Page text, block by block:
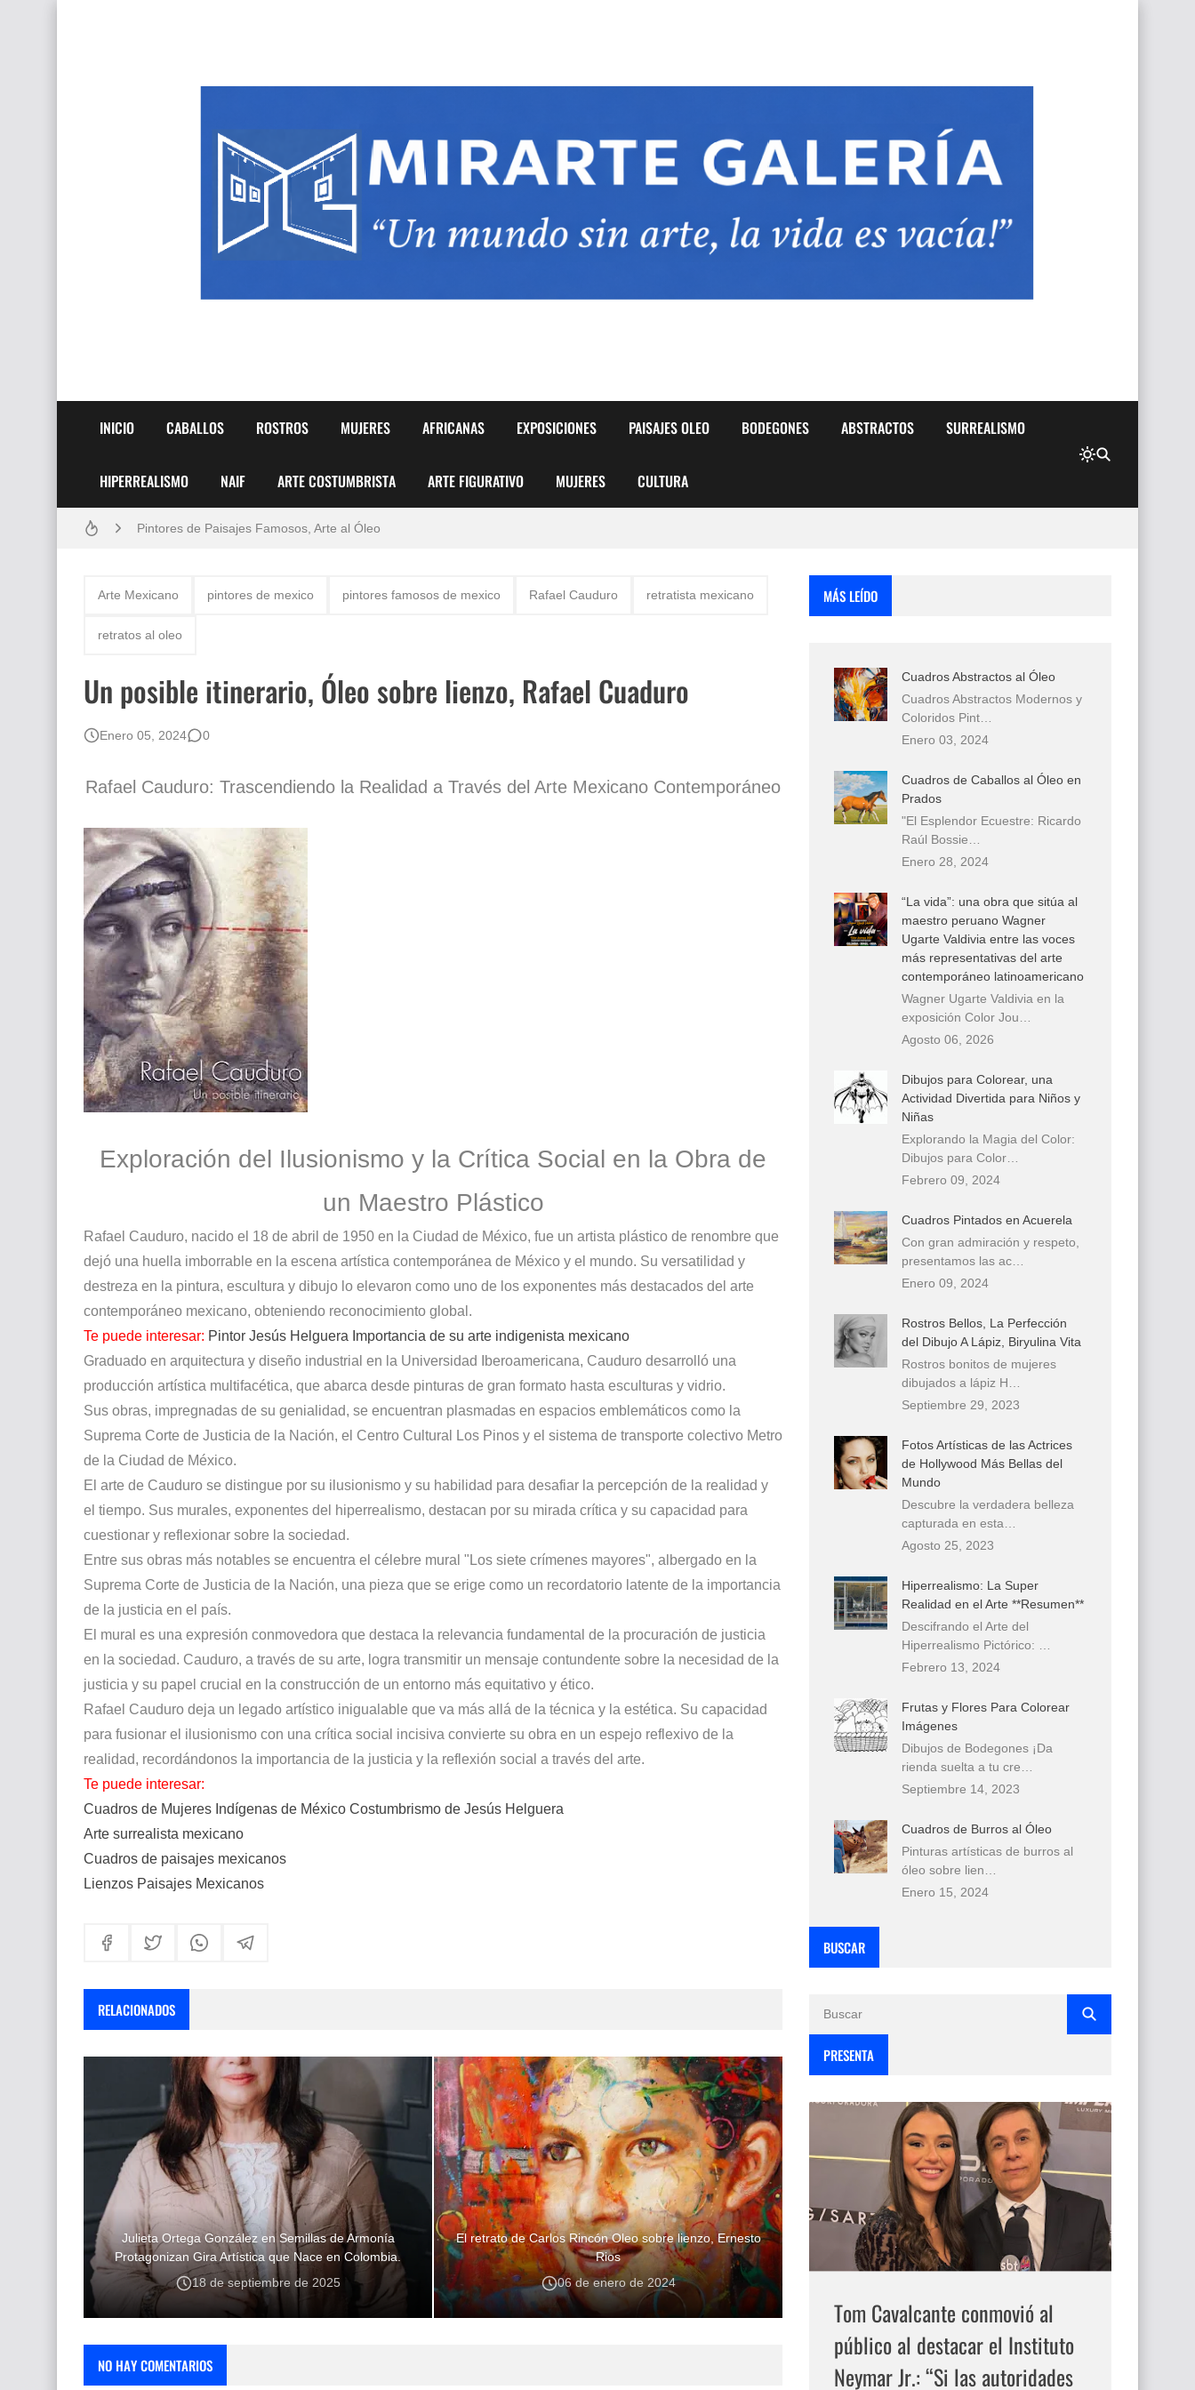
INICIO CABALLOS ROSTROS MUJERES AFRICANAS EXPOSICIONES PAISAJES OLEO BODEGONES ABSTRACTOS SURREALISMO
HIPERREALISMO NAIF ARTE COSTUMBRISTA ARTE FIGURATIVO MUJERES CULTURA
Frutas y Flores Para Colorear Imágenes
Pintores de Paisajes Famosos, Arte al Óleo
San Valentín Dibujos a Lápiz del 14 de Febrero
Rostros Bellos, La Perfección del Dibujo A Lápiz, Biryulina Vita
El mundo del arte en pintura surrealista
Arte Mexicano pintores de mexico pintores famosos de mexico Rafael Cauduro retratista mexicano
retratos al oleo
Un posible itinerario, Óleo sobre lienzo, Rafael Cuaduro
Enero 05, 2024 0
Rafael Cauduro: Trascendiendo la Realidad a Través del Arte Mexicano Contemporáneo
Exploración del Ilusionismo y la Crítica Social en la Obra de
un Maestro Plástico
Rafael Cauduro, nacido el 18 de abril de 1950 en la Ciudad de México, fue un artista plástico de renombre que
dejó una huella imborrable en la escena artística contemporánea de México y el mundo. Su versatilidad y
destreza en la pintura, escultura y dibujo lo elevaron como uno de los exponentes más destacados del arte
contemporáneo mexicano, obteniendo reconocimiento global.
Te puede interesar: Pintor Jesús Helguera Importancia de su arte indigenista mexicano
Graduado en arquitectura y diseño industrial en la Universidad Iberoamericana, Cauduro desarrolló una
producción artística multifacética, que abarca desde pinturas de gran formato hasta esculturas y vidrio.
Sus obras, impregnadas de su genialidad, se encuentran plasmadas en espacios emblemáticos como la
Suprema Corte de Justicia de la Nación, el Centro Cultural Los Pinos y el sistema de transporte colectivo Metro
de la Ciudad de México.
El arte de Cauduro se distingue por su ilusionismo y su habilidad para desafiar la percepción de la realidad y
el tiempo. Sus murales, exponentes del hiperrealismo, destacan por su mirada crítica y su capacidad para
cuestionar y reflexionar sobre la sociedad.
Entre sus obras más notables se encuentra el célebre mural "Los siete crímenes mayores", albergado en la
Suprema Corte de Justicia de la Nación, una pieza que se erige como un recordatorio latente de la importancia
de la justicia en el país.
El mural es una expresión conmovedora que destaca la relevancia fundamental de la procuración de justicia
en la sociedad. Cauduro, a través de su arte, logra transmitir un mensaje contundente sobre la necesidad de la
justicia y su papel crucial en la construcción de un entorno más equitativo y ético.
Rafael Cauduro deja un legado artístico inigualable que va más allá de la técnica y la estética. Su capacidad
para fusionar el ilusionismo con una crítica social incisiva convierte su obra en un espejo reflexivo de la
realidad, recordándonos la importancia de la justicia y la reflexión social a través del arte.
Te puede interesar:
Cuadros de Mujeres Indígenas de México Costumbrismo de Jesús Helguera
Arte surrealista mexicano
Cuadros de paisajes mexicanos
Lienzos Paisajes Mexicanos
RELACIONADOS
Julieta Ortega González en Semillas de Armonía
Protagonizan Gira Artística que Nace en Colombia.
18 de septiembre de 2025
El retrato de Carlos Rincón Oleo sobre lienzo, Ernesto
Rios
06 de enero de 2024
NO HAY COMENTARIOS
MÁS LEÍDO
Cuadros Abstractos al Óleo
Cuadros Abstractos Modernos y
Coloridos Pint…
Enero 03, 2024
Cuadros de Caballos al Óleo en
Prados
"El Esplendor Ecuestre: Ricardo
Raúl Bossie…
Enero 28, 2024
“La vida”: una obra que sitúa al
maestro peruano Wagner
Ugarte Valdivia entre las voces
más representativas del arte
contemporáneo latinoamericano
Wagner Ugarte Valdivia en la
exposición Color Jou…
Agosto 06, 2026
Dibujos para Colorear, una
Actividad Divertida para Niños y
Niñas
Explorando la Magia del Color:
Dibujos para Color…
Febrero 09, 2024
Cuadros Pintados en Acuerela
Con gran admiración y respeto,
presentamos las ac…
Enero 09, 2024
Rostros Bellos, La Perfección
del Dibujo A Lápiz, Biryulina Vita
Rostros bonitos de mujeres
dibujados a lápiz H…
Septiembre 29, 2023
Fotos Artísticas de las Actrices
de Hollywood Más Bellas del
Mundo
Descubre la verdadera belleza
capturada en esta…
Agosto 25, 2023
Hiperrealismo: La Super
Realidad en el Arte **Resumen**
Descifrando el Arte del
Hiperrealismo Pictórico: …
Febrero 13, 2024
Frutas y Flores Para Colorear
Imágenes
Dibujos de Bodegones ¡Da
rienda suelta a tu cre…
Septiembre 14, 2023
Cuadros de Burros al Óleo
Pinturas artísticas de burros al
óleo sobre lien…
Enero 15, 2024
BUSCAR
PRESENTA
Tom Cavalcante conmovió al
público al destacar el Instituto
Neymar Jr.: “Si las autoridades